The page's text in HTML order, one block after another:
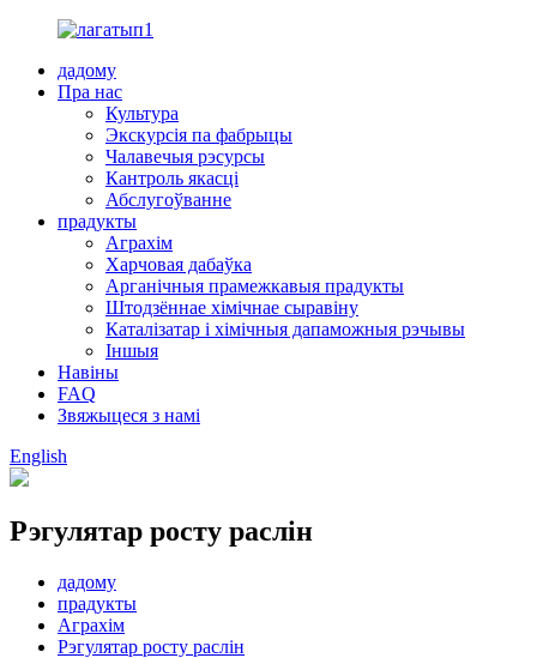
дадому
Пра нас
Культура
Экскурсія па фабрыцы
Чалавечыя рэсурсы
Кантроль якасці
Абслугоўванне
прадукты
Аграхім
Харчовая дабаўка
Арганічныя прамежкавыя прадукты
Штодзённае хімічнае сыравіну
Каталізатар і хімічныя дапаможныя рэчывы
Іншыя
Навіны
FAQ
Звяжыцеся з намі
English
Рэгулятар росту раслін
дадому
прадукты
Аграхім
Рэгулятар росту раслін